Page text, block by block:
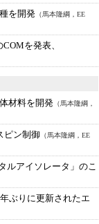
を開発 （馬本隆綱，EE
を発表、
材料を開発 （馬本隆綱，
ピン制御 （馬本隆綱，EE
ルアイソレータ」のこ
ぶりに更新されたエ